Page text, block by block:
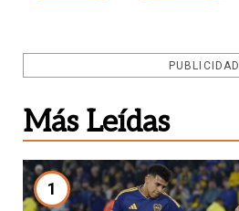
PUBLICIDAD
Más Leídas
1